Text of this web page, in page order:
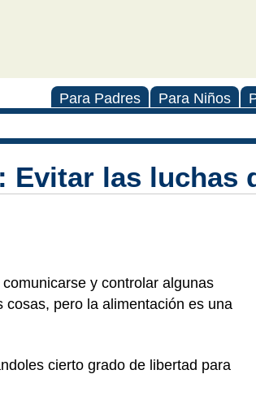
Para Padres Para Niños
Evitar las luchas
y controlar algunas
pero la alimentación es una
cierto grado de libertad para